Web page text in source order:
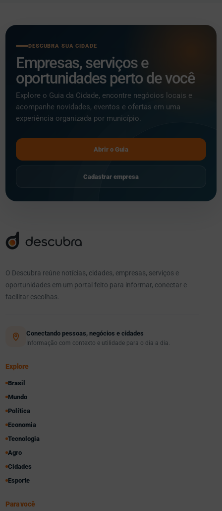
DESCUBRA SUA CIDADE
Empresas, serviços e
oportunidades perto de você
Explore o Guia da Cidade, encontre negócios locais e
acompanhe novidades, eventos e ofertas em uma
experiência organizada por município.
Abrir o Guia
Cadastrar empresa
O Descubra reúne notícias, cidades, empresas, serviços e
oportunidades em um portal feito para informar, conectar e
facilitar escolhas.
Conectando pessoas, negócios e cidades
Informação com contexto e utilidade para o dia a dia.
Explore
Brasil
Mundo
Política
Economia
Tecnologia
Agro
Cidades
Esporte
Para você